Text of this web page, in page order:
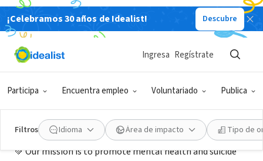
¡Celebramos 30 años de Idealist! Descubre
Participa Encuentra empleo Voluntariado Publica
Ingresa Regístrate
Filtros Idioma Área de impacto Tipo de
ORGANIZACIÓN SIN FIN DE LUCRO
Authentic Headspace
Acerca de
💚 Our mission is to promote mental health and suicide